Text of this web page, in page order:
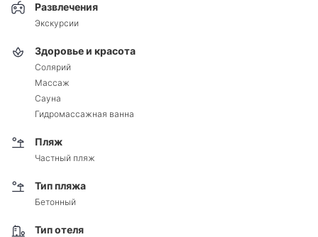
Развлечения
Экскурсии
Здоровье и красота
Солярий
Массаж
Сауна
Гидромассажная ванна
Пляж
Частный пляж
Тип пляжа
Бетонный
Тип отеля